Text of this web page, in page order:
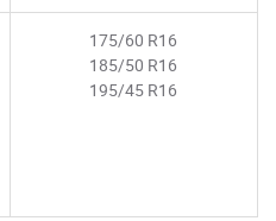
175/60 R16
185/50 R16
195/45 R16